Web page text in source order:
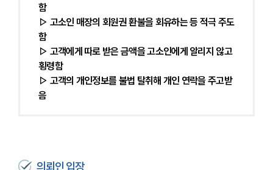
함
▷ 고소인 매장의 회원권 환불을 회유하는 등 적극 주도
함
▷ 고객에게 따로 받은 금액을 고소인에게 알리지 않고
횡령함
▷ 고객의 개인정보를 불법 탈취해 개인 연락을 주고받
음
의뢰인 입장